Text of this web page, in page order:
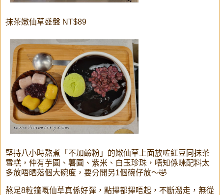
抹茶嫩仙草盛盤 NT$89
堅持八小時熬煮「不加鹼粉」的嫩仙草上面放咗紅豆同抹茶
雪糕，仲有芋圓、薯圓、紫米、白玉珍珠，唔知係咪配料太
多放唔晒落個大碗度，要分開另1個碗仔放～🤣
熬足8粒鐘嘅仙草真係好彈，點𢳂都𢳂唔起，不斷溜走，無從